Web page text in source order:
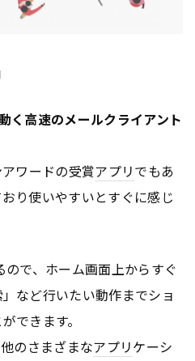
く高速のメールクライアント
ワードの受賞アプリでもあ
り使いやすいとすぐに感じ
で、ホーム画面上からすぐ
など行いたい動作までショ
できます。
のさまざまなアプリケーシ